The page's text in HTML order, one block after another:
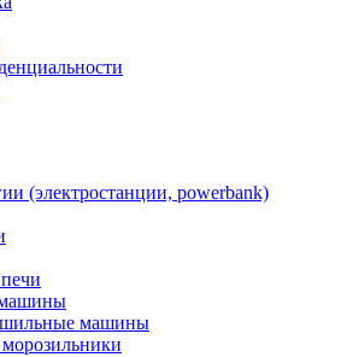
(электростанции, powerbank)
машины